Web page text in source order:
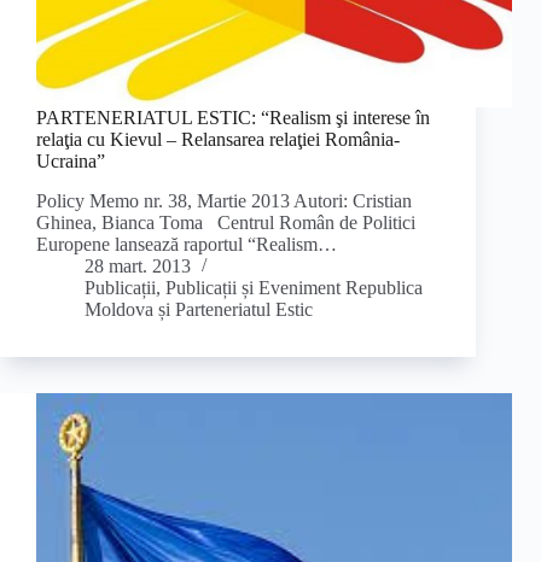
PARTENERIATUL ESTIC: “Realism şi interese în
relaţia cu Kievul – Relansarea relaţiei România-
Ucraina”
Policy Memo nr. 38, Martie 2013 Autori: Cristian
Ghinea, Bianca Toma Centrul Român de Politici
Europene lansează raportul “Realism…
28 mart. 2013
Publicații, Publicații și Eveniment Republica
Moldova și Parteneriatul Estic